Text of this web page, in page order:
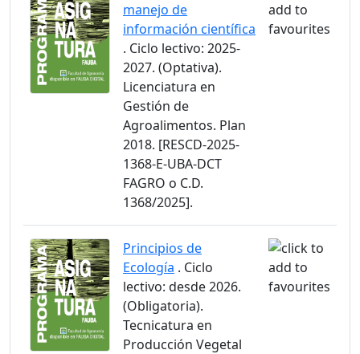
manejo de
información científica
. Ciclo lectivo: 2025-
2027. (Optativa).
Licenciatura en
Gestión de
Agroalimentos. Plan
2018. [RESCD-2025-
1368-E-UBA-DCT
FAGRO o C.D.
1368/2025].
Principios de
Ecología . Ciclo
lectivo: desde 2026.
(Obligatoria).
Tecnicatura en
Producción Vegetal